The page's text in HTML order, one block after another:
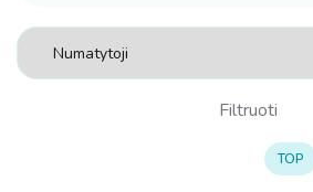
Filtruoti
TOP